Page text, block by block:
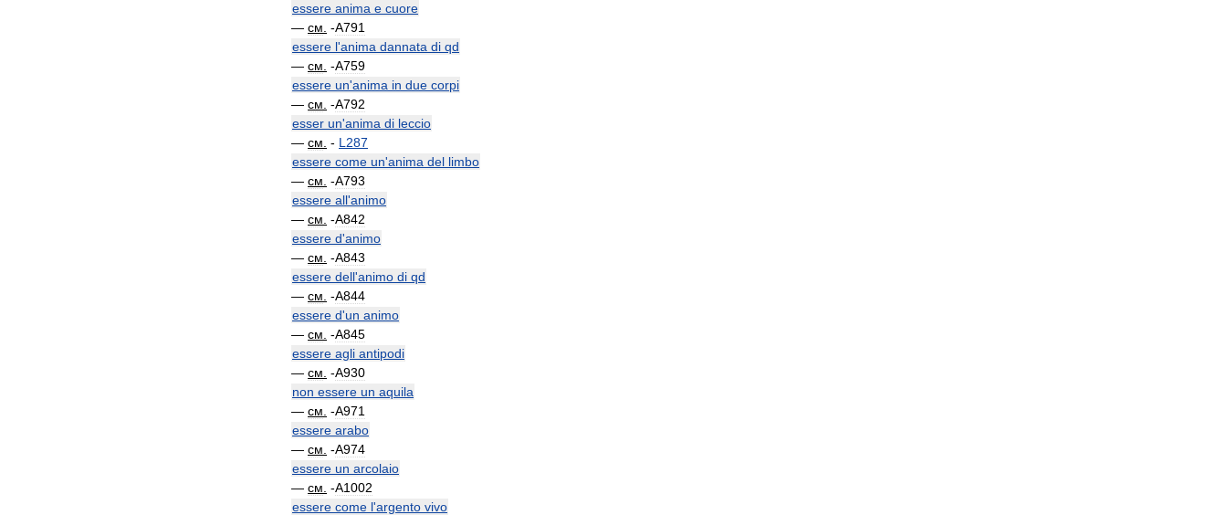
essere anima e cuore
— см -A791
essere l'anima dannata di qd
— см -A759
essere un'anima in due corpi
— см -A792
esser un'anima di leccio
— см - L287
essere come un'anima del limbo
— см -A793
essere all'animo
— см -A842
essere d'animo
— см -A843
essere dell'animo di qd
— см -A844
essere d'un animo
— см -A845
essere agli antipodi
— см -A930
non essere un aquila
— см -A971
essere arabo
— см -A974
essere un arcolaio
— см -A1002
essere come l'argento vivo